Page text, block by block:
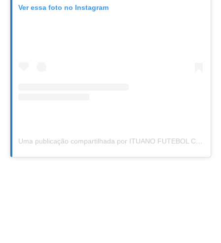
Ver essa foto no Instagram
Uma publicação compartilhada por ITUANO FUTEBOL CLUBE (@ituanofc)